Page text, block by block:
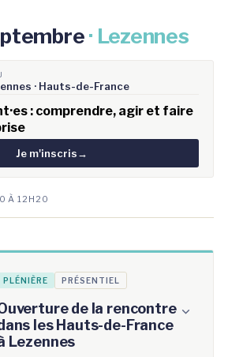
· Lezennes
· Hauts-de-France
: comprendre, agir et faire
Je m'inscris→
À 12H20
PLÉNIÈRE PRÉSENTIEL
de la rencontre
les Hauts-de-France
Lezennes